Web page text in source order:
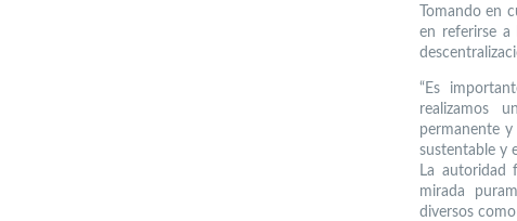
Tomando en
en referirse a
“Es
realizamos
permanente
sustentable y
La autoridad
mirada
diversos